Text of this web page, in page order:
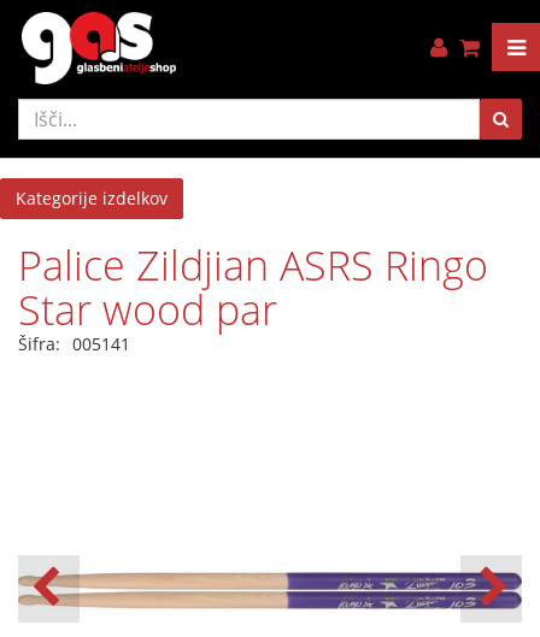
Kategorije izdelkov
Palice Zildjian ASRS Ringo
Star wood par
Šifra: 005141